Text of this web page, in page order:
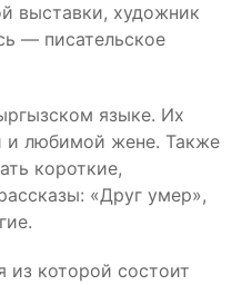
выставки, художник
— писательское
языке. Их
и любимой жене. Также
короткие,
«Друг умер»,
из которой состоит